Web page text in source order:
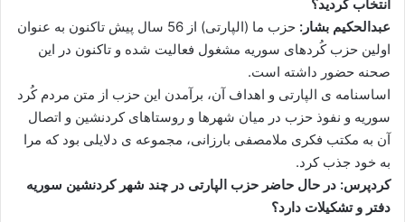
انتخاب کردید؟
عبدالحکیم بشار:
حزب ما (الپارتی) از 56 سال پیش تاکنون به عنوان
اولین حزب کُردهای سوریه مشغول فعالیت شده و تاکنون در این
صحنه حضور داشته است.
اساسنامه ی الپارتی و اهداف آن، برآمدن این حزب از متن مردم کُرد
سوریه و نفوذ حزب در میان شهرها و روستاهای کردنشین و اتصال
آن به مکتب فکری ملامصفی بارزانی، مجموعه ی دلایلی بود که مرا
به خود جذب کرد.
کردپرس: در حال حاضر حزب الپارتی در چند شهر کردنشین سوریه
دفتر و تشکیلات دارد؟